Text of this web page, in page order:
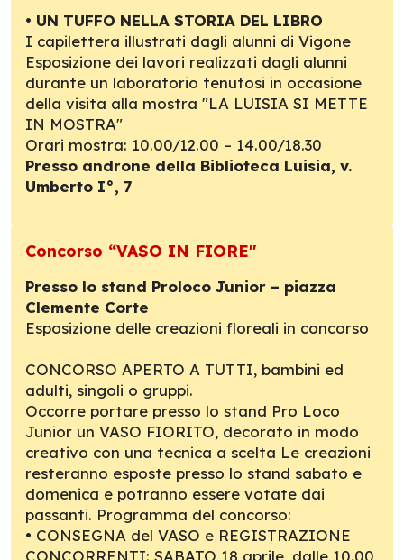
• UN TUFFO NELLA STORIA DEL LIBRO
I capilettera illustrati dagli alunni di Vigone
Esposizione dei lavori realizzati dagli alunni
durante un laboratorio tenutosi in occasione
della visita alla mostra "LA LUISIA SI METTE
IN MOSTRA"
Orari mostra: 10.00/12.00 – 14.00/18.30
Presso androne della Biblioteca Luisia, v.
Umberto I°, 7
Concorso “VASO IN FIORE"
Presso lo stand Proloco Junior – piazza
Clemente Corte
Esposizione delle creazioni floreali in concorso
CONCORSO APERTO A TUTTI, bambini ed
adulti, singoli o gruppi.
Occorre portare presso lo stand Pro Loco
Junior un VASO FIORITO, decorato in modo
creativo con una tecnica a scelta Le creazioni
resteranno esposte presso lo stand sabato e
domenica e potranno essere votate dai
passanti. Programma del concorso:
• CONSEGNA del VASO e REGISTRAZIONE
CONCORRENTI: SABATO 18 aprile, dalle 10.00